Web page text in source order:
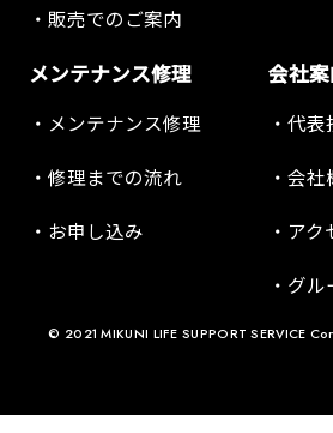
販売でのご案内
メンテナンス修理
メンテナンス修理
修理までの流れ
お申し込み
会社
代表
会社
アク
グル
© 2021 MIKUNI LIFE SUPPORT SERVICE